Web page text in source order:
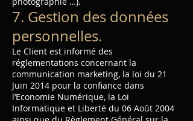
7. Gestion des données
personnelles.
Le Client est informé des
réglementations concernant la
communication marketing, la loi du 21
Juin 2014 pour la confiance dans
l’Economie Numérique, la Loi
Informatique et Liberté du 06 Août 2004